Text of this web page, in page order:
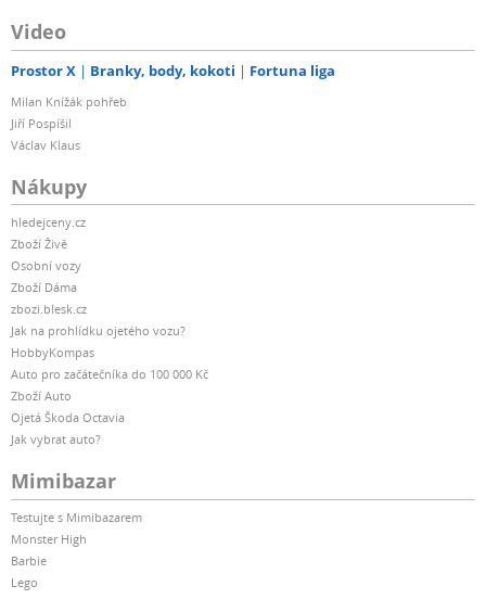
Video
Prostor X Branky, body, kokoti Fortuna liga
Milan Knížák pohřeb
Jiří Pospíšil
Václav Klaus
Nákupy
hledejceny.cz
Zboží Živě
Osobní vozy
Zboží Dáma
zbozi.blesk.cz
Jak na prohlídku ojetého vozu?
HobbyKompas
Auto pro začátečníka do 100 000 Kč
Zboží Auto
Ojetá Škoda Octavia
Jak vybrat auto?
Mimibazar
Testujte s Mimibazarem
Monster High
Barbie
Lego